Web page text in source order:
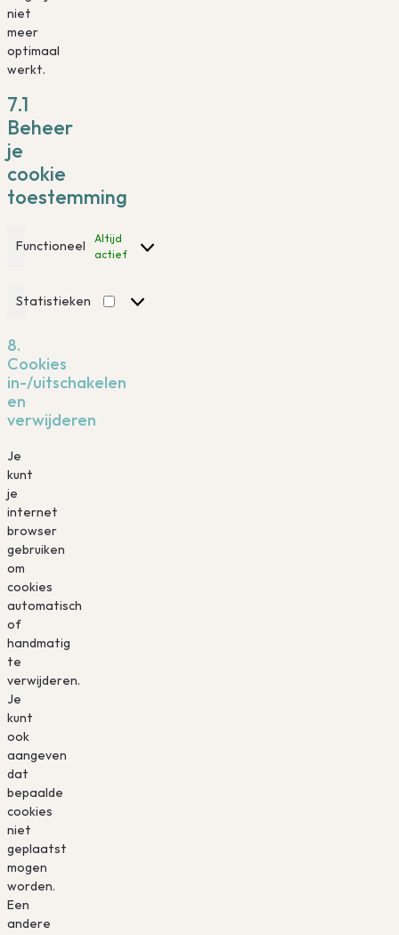
niet
meer
optimaal
werkt.
7.1
Beheer
je
cookie
toestemming
Functioneel
Altijd
actief
Statistieken
Statistieken
8.
Cookies
in-/uitschakelen
en
verwijderen
Je
kunt
je
internet
browser
gebruiken
om
cookies
automatisch
of
handmatig
te
verwijderen.
Je
kunt
ook
aangeven
dat
bepaalde
cookies
niet
geplaatst
mogen
worden.
Een
andere